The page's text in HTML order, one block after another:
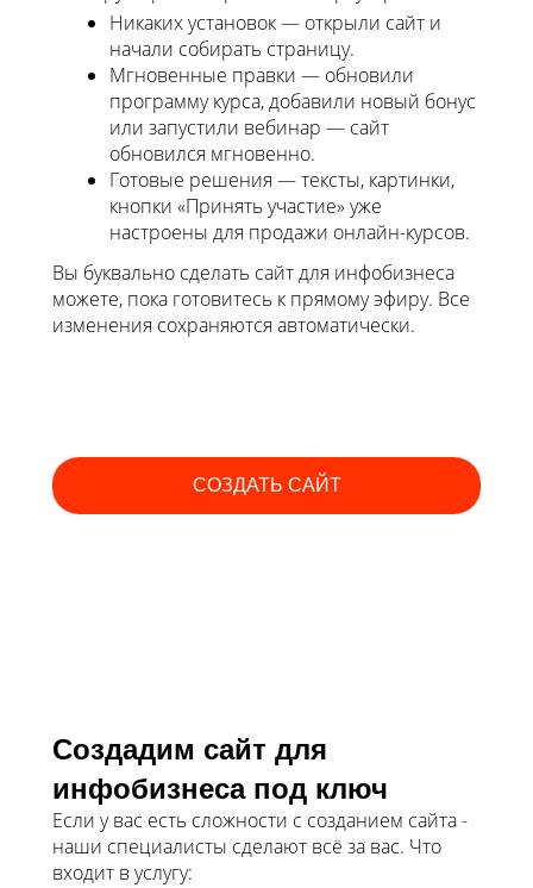
Никаких установок — открыли сайт и
начали собирать страницу.
Мгновенные правки — обновили
программу курса, добавили новый бонус
или запустили вебинар — сайт
обновился мгновенно.
Готовые решения — тексты, картинки,
кнопки «Принять участие» уже
настроены для продажи онлайн-курсов.
Вы буквально сделать сайт для инфобизнеса
можете, пока готовитесь к прямому эфиру. Все
изменения сохраняются автоматически.
СОЗДАТЬ САЙТ
Создадим сайт для
инфобизнеса под ключ
Если у вас есть сложности с созданием сайта -
наши специалисты сделают всё за вас. Что
входит в услугу: